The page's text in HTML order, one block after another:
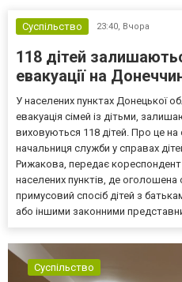
Суспільство 23:40, Вчора
118 дітей
евакуації на
У населених пунктах Донецької
евакуація сімей із дітьми,
виховуються 118 дітей. Про це
начальниця служби у справах
Рижакова, передає кореспондент
населених пунктів, де оголошена
примусовий спосіб дітей з
або іншими законними
Суспільство